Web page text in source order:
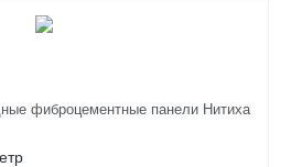
фиброцементные панели Нитиха